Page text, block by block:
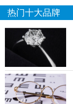
热门十大品牌